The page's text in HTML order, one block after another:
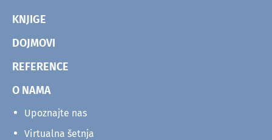
KNJIGE
DOJMOVI
REFERENCE
O NAMA
Upoznajte nas
Virtualna šetnja